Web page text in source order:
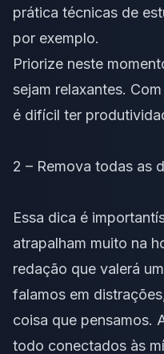
prática técnicas de
por exemplo.
Priorize neste
sejam relaxantes.
é difícil ter
2 – Remova todas as
Essa dica é
atrapalham muito na
redação que valerá
falamos em
coisa que pensamos.
todo conectados às